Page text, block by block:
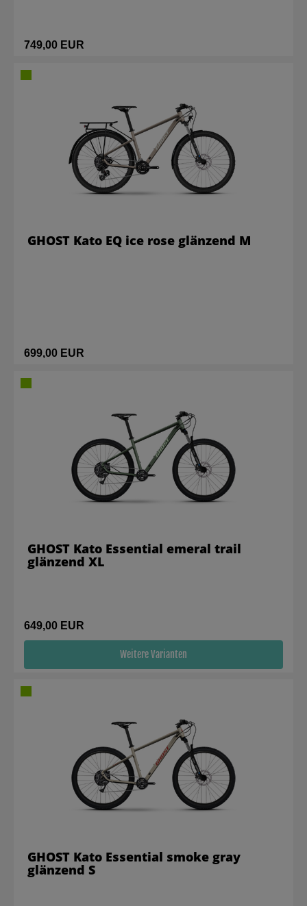
749,00 EUR
699,00 EUR
GHOST Kato EQ ice rose glänzend M
649,00 EUR
Weitere Varianten
GHOST Kato Essential emeral trail
glänzend XL
GHOST Kato Essential smoke gray
glänzend S